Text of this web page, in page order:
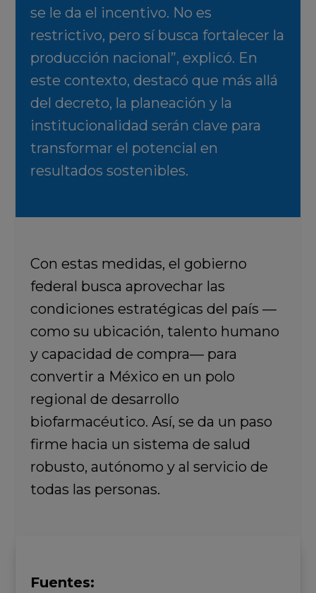
se le da el incentivo. No es
restrictivo, pero sí busca fortalecer la
producción nacional”, explicó. En
este contexto, destacó que más allá
del decreto, la planeación y la
institucionalidad serán clave para
transformar el potencial en
resultados sostenibles.
Con estas medidas, el gobierno
federal busca aprovechar las
condiciones estratégicas del país —
como su ubicación, talento humano
y capacidad de compra— para
convertir a México en un polo
regional de desarrollo
biofarmacéutico. Así, se da un paso
firme hacia un sistema de salud
robusto, autónomo y al servicio de
todas las personas.
Fuentes: